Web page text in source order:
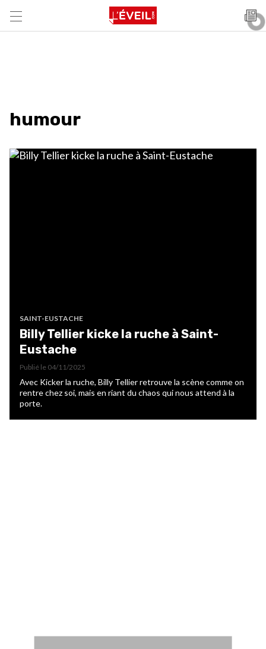
humour
SAINT-EUSTACHE
Billy Tellier kicke la ruche à Saint-
Eustache
Publié le 04/11/2025
Avec Kicker la ruche, Billy Tellier retrouve la scène comme on
rentre chez soi, mais en riant du chaos qui nous attend à la
porte.